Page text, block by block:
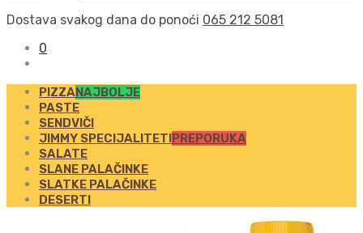
Dostava svakog dana do ponoći 065 212 5081
0
PIZZANAJBOLJE
PASTE
SENDVIČI
JIMMY SPECIJALITETIPREPORUKA
SALATE
SLANE PALAČINKE
SLATKE PALAČINKE
DESERTI